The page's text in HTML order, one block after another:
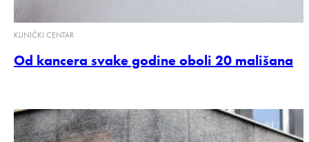
KLINIČKI CENTAR
Od kancera svake godine oboli 20 mališana